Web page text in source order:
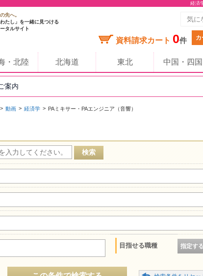
経済
先へ。
たし」を一緒に見つける
タルサイト
資料請求カート 0件 カ
・北陸 北海道 東北 中国・四国
案内
動画 経済学 PAミキサー・PAエンジニア（音響）
目指せる職種 指定する